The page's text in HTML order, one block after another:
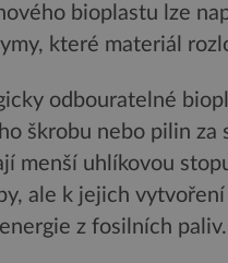
bioplastu lze
které materiál
odbouratelné
škrobu nebo pilin za
menší uhlíkovou
ale k jejich
z fosilních paliv.